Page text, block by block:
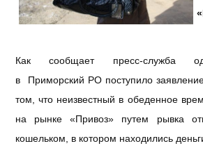
Как сообщает пресс-служба
в Приморский РО поступило
том, что неизвестный в обеденное
на рынке «Привоз» путем рывка
кошельком, в котором находились